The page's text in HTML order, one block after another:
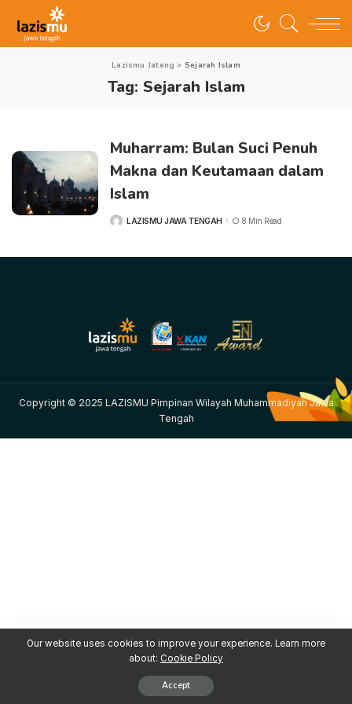
Lazismu Jateng > Sejarah Islam
Tag: Sejarah Islam
Muharram: Bulan Suci Penuh
Makna dan Keutamaan dalam
Islam
LAZISMU JAWA TENGAH 8 Min Read
Copyright © 2025 LAZISMU Pimpinan Wilayah Muhammadiyah Jawa
Tengah
Our website uses cookies to improve your experience. Learn more
about: Cookie Policy
Accept